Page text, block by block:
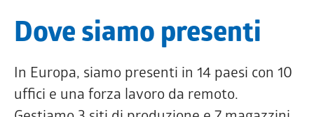
Dove siamo presenti
In Europa, siamo presenti in 14 paesi con 10
uffici e una forza lavoro da remoto.